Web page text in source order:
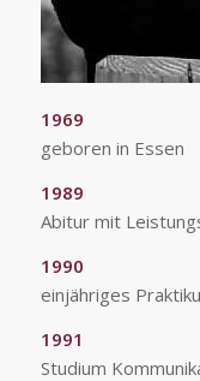
1969
geboren in Essen
1989
Abitur mit
1990
einjähriges
1991
Studium